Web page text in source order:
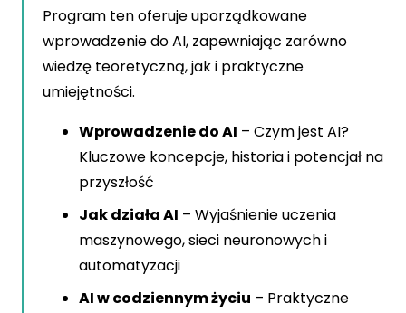
Program ten oferuje uporządkowane
wprowadzenie do AI, zapewniając zarówno
wiedzę teoretyczną, jak i praktyczne
umiejętności.
Wprowadzenie do AI – Czym jest AI?
Kluczowe koncepcje, historia i potencjał na
przyszłość
Jak działa AI – Wyjaśnienie uczenia
maszynowego, sieci neuronowych i
automatyzacji
AI w codziennym życiu – Praktyczne